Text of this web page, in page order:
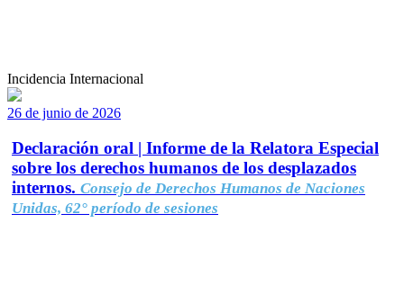
Incidencia Internacional
26 de junio de 2026
Declaración oral | Informe de la Relatora Especial
sobre los derechos humanos de los desplazados
internos. Consejo de Derechos Humanos de Naciones
Unidas, 62° período de sesiones